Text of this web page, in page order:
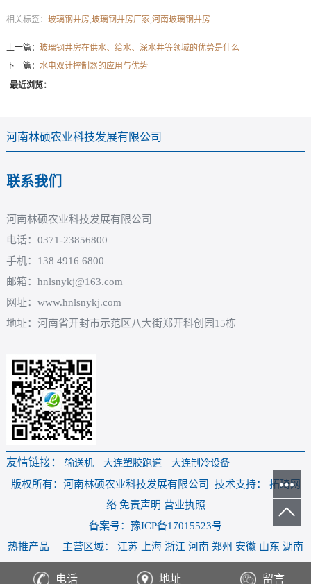
相关标签： 玻璃钢井房,玻璃钢井房厂家,河南玻璃钢井房
上一篇： 玻璃钢井房在供水、给水、深水井等领域的优势是什么
下一篇： 水电双计控制器的应用与优势
最近浏览：
河南林硕农业科技发展有限公司
联系我们
河南林硕农业科技发展有限公司
电话：0371-23856800
手机：138 4916 6800
邮箱：hnlsnykj@163.com
网址：www.hnlsnykj.com
地址：河南省开封市示范区八大街郑开科创园15栋
友情链接： 输送机 大连塑胶跑道 大连制冷设备
版权所有：河南林硕农业科技发展有限公司 技术支持： 拓琦网
络 免责声明 营业执照
备案号：豫ICP备17015523号
热推产品 | 主营区域： 江苏 上海 浙江 河南 郑州 安徽 山东 湖南
电话 地址 留言